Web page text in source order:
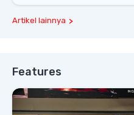
Artikel lainnya
Features